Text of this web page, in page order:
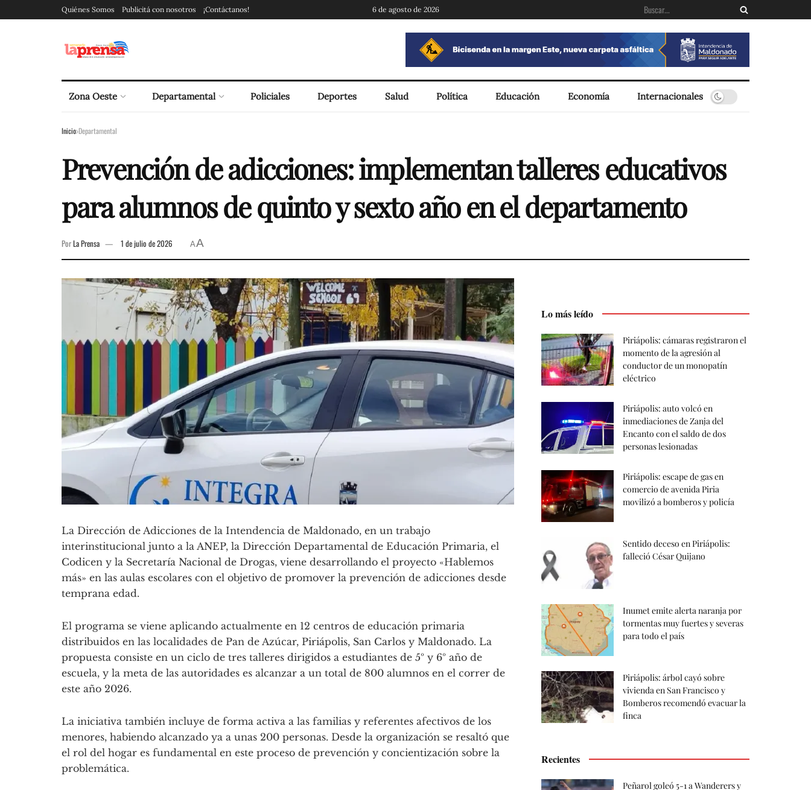
Quiénes Somos Publicitá con nosotros ¡Contáctanos! 6 de agosto de 2026
Zona Oeste Departamental Policiales Deportes Salud Política Educación Economía Internacionales
Inicio Departamental
Prevención de adicciones: implementan talleres educativos
para alumnos de quinto y sexto año en el departamento
PorLa Prensa 1 de julio de 2026 AA
La Dirección de Adicciones de la Intendencia de Maldonado, en un trabajo
interinstitucional junto a la ANEP, la Dirección Departamental de Educación Primaria, el
Codicen y la Secretaría Nacional de Drogas, viene desarrollando el proyecto «Hablemos
más» en las aulas escolares con el objetivo de promover la prevención de adicciones desde
temprana edad.
El programa se viene aplicando actualmente en 12 centros de educación primaria
distribuidos en las localidades de Pan de Azúcar, Piriápolis, San Carlos y Maldonado. La
propuesta consiste en un ciclo de tres talleres dirigidos a estudiantes de 5º y 6º año de
escuela, y la meta de las autoridades es alcanzar a un total de 800 alumnos en el correr de
este año 2026.
La iniciativa también incluye de forma activa a las familias y referentes afectivos de los
menores, habiendo alcanzado ya a unas 200 personas. Desde la organización se resaltó que
el rol del hogar es fundamental en este proceso de prevención y concientización sobre la
problemática.
Lo más leído
Piriápolis: cámaras registraron el
momento de la agresión al
conductor de un monopatín
eléctrico
Piriápolis: auto volcó en
inmediaciones de Zanja del
Encanto con el saldo de dos
personas lesionadas
Piriápolis: escape de gas en
comercio de avenida Piria
movilizó a bomberos y policía
Sentido deceso en Piriápolis:
falleció César Quijano
Inumet emite alerta naranja por
tormentas muy fuertes y severas
para todo el país
Piriápolis: árbol cayó sobre
vivienda en San Francisco y
Bomberos recomendó evacuar la
finca
Recientes
Peñarol goleó 5-1 a Wanderers y